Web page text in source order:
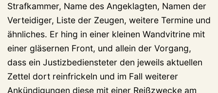
Strafkammer, Name des Angeklagten, Namen der
Verteidiger, Liste der Zeugen, weitere Termine und
ähnliches. Er hing in einer kleinen Wandvitrine mit
einer gläsernen Front, und allein der Vorgang,
dass ein Justizbediensteter den jeweils aktuellen
Zettel dort reinfrickeln und im Fall weiterer
Ankündigungen diese mit einer Reißzwecke am